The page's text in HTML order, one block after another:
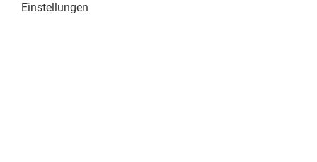
Einstellungen